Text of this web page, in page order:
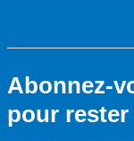
Abonnez-
pour